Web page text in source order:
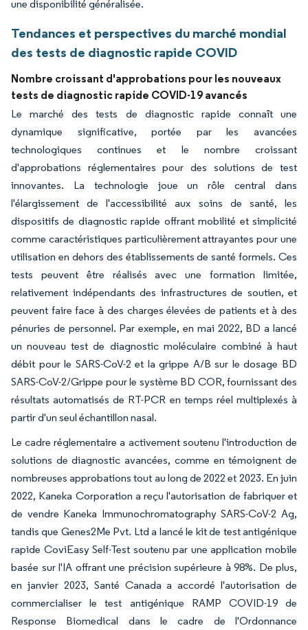
une disponibilité généralisée.
Tendances et perspectives du marché mondial
des tests de diagnostic rapide COVID
Nombre croissant d'approbations pour les nouveaux
tests de diagnostic rapide COVID-19 avancés
Le marché des tests de diagnostic rapide connaît une
dynamique significative, portée par les avancées
technologiques continues et le nombre croissant
d'approbations réglementaires pour des solutions de test
innovantes. La technologie joue un rôle central dans
l'élargissement de l'accessibilité aux soins de santé, les
dispositifs de diagnostic rapide offrant mobilité et simplicité
comme caractéristiques particulièrement attrayantes pour une
utilisation en dehors des établissements de santé formels. Ces
tests peuvent être réalisés avec une formation limitée,
relativement indépendants des infrastructures de soutien, et
peuvent faire face à des charges élevées de patients et à des
pénuries de personnel. Par exemple, en mai 2022, BD a lancé
un nouveau test de diagnostic moléculaire combiné à haut
débit pour le SARS-CoV-2 et la grippe A/B sur le dosage BD
SARS-CoV-2/Grippe pour le système BD COR, fournissant des
résultats automatisés de RT-PCR en temps réel multiplexés à
partir d'un seul échantillon nasal.
Le cadre réglementaire a activement soutenu l'introduction de
solutions de diagnostic avancées, comme en témoignent de
nombreuses approbations tout au long de 2022 et 2023. En juin
2022, Kaneka Corporation a reçu l'autorisation de fabriquer et
de vendre Kaneka Immunochromatography SARS-CoV-2 Ag,
tandis que Genes2Me Pvt. Ltd a lancé le kit de test antigénique
rapide CoviEasy Self-Test soutenu par une application mobile
basée sur l'IA offrant une précision supérieure à 98%. De plus,
en janvier 2023, Santé Canada a accordé l'autorisation de
commercialiser le test antigénique RAMP COVID-19 de
Response Biomedical dans le cadre de l'Ordonnance